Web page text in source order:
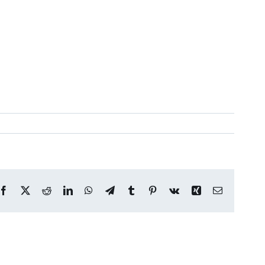
Facebook
X RedditLinkedInWhatsApp
TelegramTumblr Pinterest
Vk Xing Correo